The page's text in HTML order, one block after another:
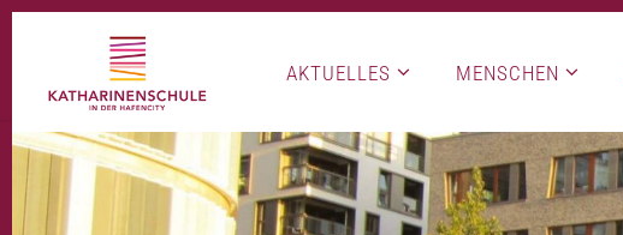
Skip
AKTUELLES MENSCHEN